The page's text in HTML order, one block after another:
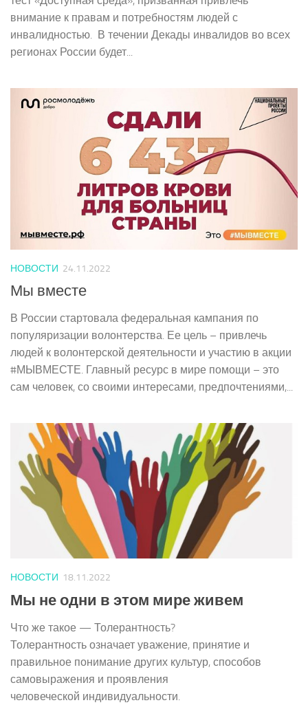
внимание к правам и потребностям людей с
инвалидностью. В течении Декады инвалидов во всех
регионах России будет...
НОВОСТИ 24.11.2022
Мы вместе
В России стартовала федеральная кампания по
популяризации волонтерства. Ее цель – привлечь
людей к волонтерской деятельности и участию в акции
#МЫВМЕСТЕ. Главный ресурс в мире помощи – это
сам человек, со своими интересами, предпочтениями,...
НОВОСТИ 18.11.2022
Мы не одни в этом мире живем
Что же такое — Толерантность?
Толерантность означает уважение, принятие и
правильное понимание других культур, способов
самовыражения и проявления
человеческой индивидуальности.